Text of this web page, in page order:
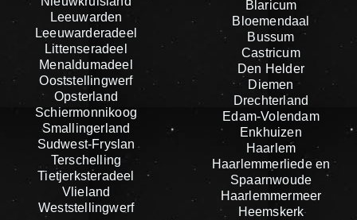
Leeuwarden
Leeuwarderadeel
Littenseradeel
Menaldumadeel
Ooststellingwerf
Opsterland
Schiermonnikoog
Smallingerland
Sudwest-Fryslan
Terschelling
Tietjerksteradeel
Vlieland
Weststellingwerf
Blaricum
Bloemendaal
Bussum
Castricum
Den Helder
Diemen
Drechterland
Edam-Volendam
Enkhuizen
Haarlem
Haarlemmerliede en
Spaarnwoude
Haarlemmermeer
Heemskerk